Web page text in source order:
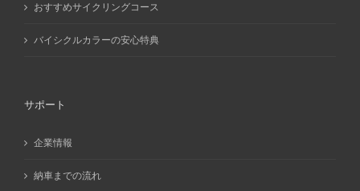
おすすめサイクリングコース
バイシクルカラーの安心特典
サポート
企業情報
納車までの流れ